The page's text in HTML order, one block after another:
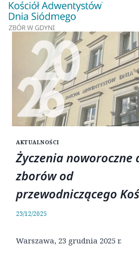
Przejdź
treści
AKTUALNOŚCI
Życzenia noworoczne
zborów od
przewodniczącego
23/12/2025
Warszawa, 23 grudnia 2025 r.